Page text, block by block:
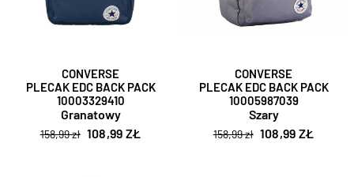
CONVERSE
PLECAK EDC BACK PACK
10003329410
Granatowy
158,99 zł 108,99 ZŁ
CONVERSE
PLECAK EDC BACK PACK
10005987039
Szary
158,99 zł 108,99 ZŁ